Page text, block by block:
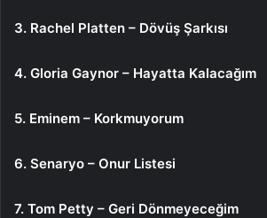
3. Rachel Platten – Dövüş Şarkısı
4. Gloria Gaynor – Hayatta Kalacağım
5. Eminem – Korkmuyorum
6. Senaryo – Onur Listesi
7. Tom Petty – Geri Dönmeyeceğim